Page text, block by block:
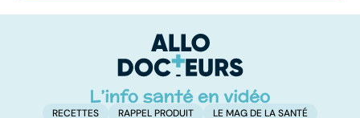
les infections
amygdales : que
d'angine ?
RECETTES RAPPEL PRODUIT LE MAG DE LA SANTÉ